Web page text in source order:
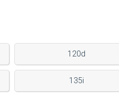
120d
135i